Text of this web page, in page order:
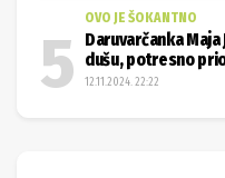
OVO JE ŠOKANTNO
Daruvarčanka
dušu, potresno
12.11.2024. 22:22